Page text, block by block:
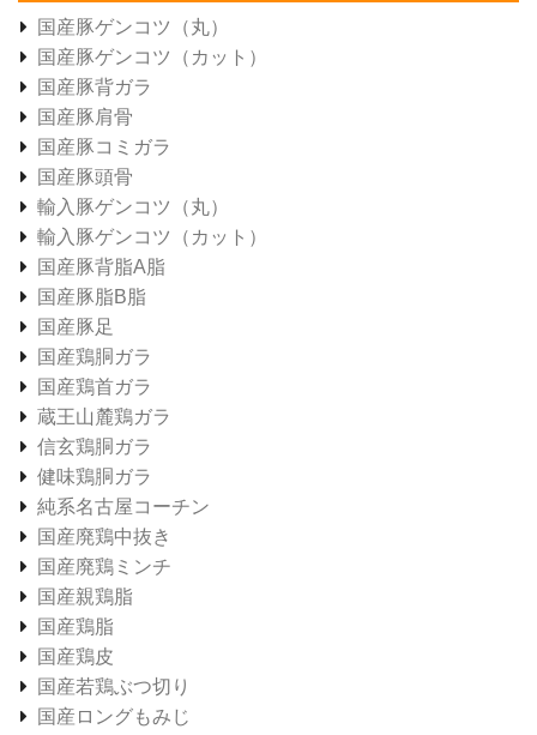
国産豚ゲンコツ（丸）
国産豚ゲンコツ（カット）
国産豚背ガラ
国産豚肩骨
国産豚コミガラ
国産豚頭骨
輸入豚ゲンコツ（丸）
輸入豚ゲンコツ（カット）
国産豚背脂A脂
国産豚脂B脂
国産豚足
国産鶏胴ガラ
国産鶏首ガラ
蔵王山麓鶏ガラ
信玄鶏胴ガラ
健味鶏胴ガラ
純系名古屋コーチン
国産廃鶏中抜き
国産廃鶏ミンチ
国産親鶏脂
国産鶏脂
国産鶏皮
国産若鶏ぶつ切り
国産ロングもみじ